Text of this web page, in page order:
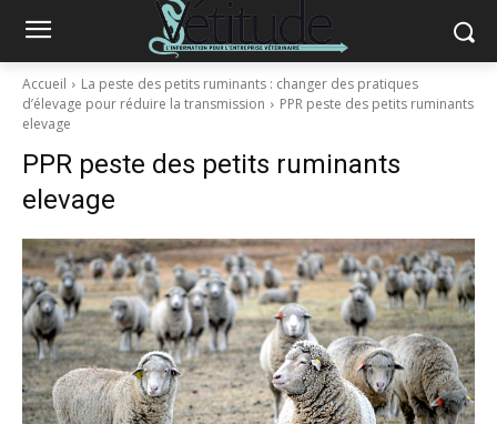
Accueil
La peste des petits ruminants : changer des pratiques
d’élevage pour réduire la transmission
PPR peste des petits ruminants
elevage
PPR peste des petits ruminants
elevage